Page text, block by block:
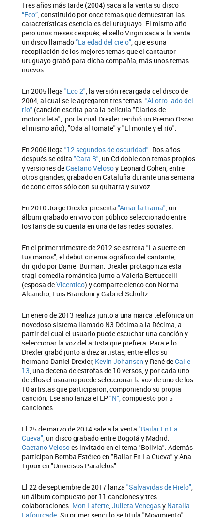
Tres años más tarde (2004) saca a la venta su disco
“Eco”, constituido por once temas que demuestran las
características esenciales del uruguayo. El mismo año
pero unos meses después, el sello Virgin saca a la venta
un disco llamado“La edad del cielo”, que es una
recopilación de los mejores temas que el cantautor
uruguayo grabó para dicha compañía, más unos temas
nuevos.
En 2005 llega "Eco 2", la versión recargada del disco de
2004, al cual se le agregaron tres temas: "Al otro lado del
río" (canción escrita para la película "Diarios de
motocicleta", por la cual Drexler recibió un Premio Oscar
el mismo año), "Oda al tomate" y "El monte y el río".
En 2006 llega "12 segundos de oscuridad". Dos años
después se edita "Cara B", un Cd doble con temas propios
y versiones deCaetano Velosoy Leonard Cohen, entre
otros grandes, grabado en Cataluña durante una semana
de conciertos sólo con su guitarra y su voz.
En 2010 Jorge Drexler presenta "Amar la trama", un
álbum grabado en vivo con público seleccionado entre
los fans de su cuenta en una de las redes sociales.
En el primer trimestre de 2012 se estrena "La suerte en
tus manos", el debut cinematográfico del cantante,
dirigido por Daniel Burman. Drexler protagoniza esta
tragi-comedia romántica junto a Valeria Bertuccelli
(esposa deVicentico) y comparte elenco con Norma
Aleandro, Luis Brandoni y Gabriel Schultz.
En enero de 2013 realiza junto a una marca telefónica un
novedoso sistema llamado N3 Décima a la Décima, a
partir del cual el usuario puede escuchar una canción y
seleccionar la voz del artista que prefiera. Para ello
Drexler grabó junto a diez artistas, entre ellos su
hermano Daniel Drexler, Kevin Johansen y René deCalle
13, una decena de estrofas de 10 versos, y por cada uno
de ellos el usuario puede seleccionar la voz de uno de los
10 artistas que participaron, componiendo su propia
canción. Ese año lanza el EP"N",compuesto por 5
canciones.
El 25 de marzo de 2014 sale a la venta "Bailar En La
Cueva", un disco grabado entre Bogotá y Madrid.
Caetano Velosoes invitado en el tema "Bolivia". Además
participan Bomba Estéreo en "Bailar En La Cueva" y Ana
Tijoux en "Universos Paralelos".
El 22 de septiembre de 2017 lanza "Salvavidas de Hielo",
un álbum compuesto por 11 canciones y tres
colaboraciones: Mon Laferte,Julieta Venegasy Natalia
Lafourcade . Su primer sencillo se titula "Movimiento".